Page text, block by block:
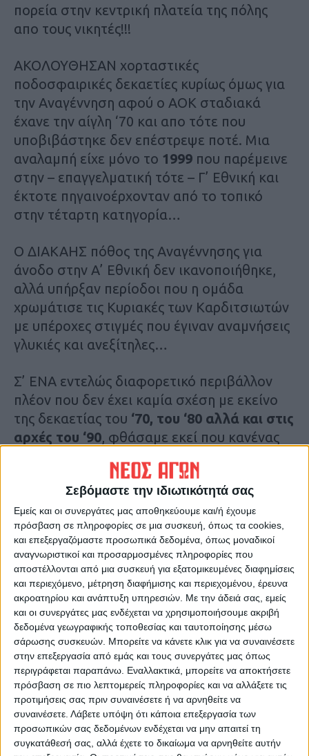
Σεβόμαστε την ιδιωτικότητά σας
Εμείς και οι συνεργάτες μας αποθηκεύουμε και/ή έχουμε
πρόσβαση σε πληροφορίες σε μια συσκευή, όπως τα cookies,
και επεξεργαζόμαστε προσωπικά δεδομένα, όπως μοναδικοί
αναγνωριστικοί και προσαρμοσμένες πληροφορίες που
αποστέλλονται από μια συσκευή για εξατομικευμένες διαφημίσεις
και περιεχόμενο, μέτρηση διαφήμισης και περιεχομένου, έρευνα
ακροατηρίου και ανάπτυξη υπηρεσιών. Με την άδειά σας, εμείς
και οι συνεργάτες μας ενδέχεται να χρησιμοποιήσουμε ακριβή
δεδομένα γεωγραφικής τοποθεσίας και ταυτοποίησης μέσω
σάρωσης συσκευών. Μπορείτε να κάνετε κλικ για να συναινέσετε
στην επεξεργασία από εμάς και τους συνεργάτες μας όπως
περιγράφεται παραπάνω. Εναλλακτικά, μπορείτε να αποκτήσετε
πρόσβαση σε πιο λεπτομερείς πληροφορίες και να αλλάξετε τις
προτιμήσεις σας πριν συναινέσετε ή να αρνηθείτε να
συναινέσετε. Λάβετε υπόψη ότι κάποια επεξεργασία των
προσωπικών σας δεδομένων ενδέχεται να μην απαιτεί τη
συγκατάθεσή σας, αλλά έχετε το δικαίωμα να αρνηθείτε αυτήν
πορεία στην κεντρική πλατεία της πόλης
απο τους νικητές!!!
ΑΚΟΛΟΥΘΗΣΑΝ χορταστικές
ποδοσφαιρικές δεκαετίες κυρίως όμως για
την Αναγέννηση αφού ο ΑΟΚ σταδιακά
έχανε την αίγλη ‘70 και απο τότε που
υποβιβάστηκε δεν επέστρεψε ποτέ. Μια
αναλαμπή είχε μόνο το 1999 που παρέμεινε
στην – επαγγελματική τότε – Γ’ Εθνική και
έκτοτε πηγαινοέρχονταν από το τοπικό
στην τέταρτη κατηγορία…
Ο ΔΙΑΚΑΗΣ πόθος της Αναγέννησης για
άνοδο στην Α’ Εθνική δεν ικανοποιήθηκε,
αλλά υπήρξαν περίοδοι που η ομάδα
χρωμάτισε τις Κυριακές των Καρδιτσιωτών
με υπέροχες στιγμές που έγιναν αναμνήσεις
γλυκιές και ανεξίτηλες…
Σ’ ΕΝΑ εντελώς διαφορετικό περιβάλλον
πλέον που δεν έχει καμία σχέση με εκείνο
της δεκαετίας του ‘70, του ‘80 αλλά και στις
αρχές του ‘90, φθάσαμε εκεί που κανένας
ΟΣΟΙ έζησαν ποδοσφαιρικά απογεύματα ή
βράδια (βάλαμε και… φώτα από το 2008
στο γήπεδο!!!) στο διάστημα που
προαναφέραμε, ακόμη και οι μικρότεροι
που βίωσαν από κοντά την πορεία της
Αναγέννησης την περίοδο2011-2017, έχουν
να… διηγούνται στους επόμενους!
TO ΠΑΙΧΝΙΔΙ των δύο “αιωνίων” της
Καρδίτσας που θα γίνει την Κυριακή στο
Στάδιο θα μπορούσε να χαρακτηριστεί
χωρίς καμια δόση υπερβολής ως “ντέρμπι
της παρακμής”! Η Αναγέννηση για πρώτη
φορά στα τοπικά της Καρδίτσας, ο ΑΟΚ